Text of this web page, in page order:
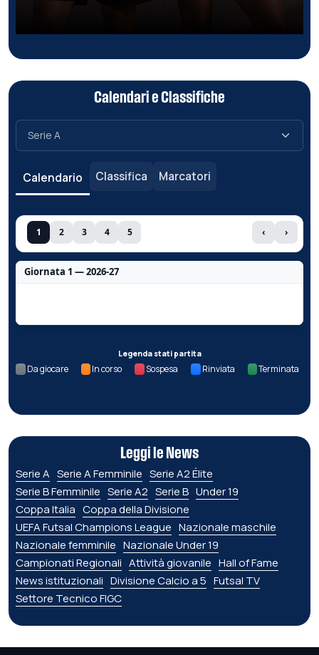
Calendari e Classifiche
Calendario Classifica Marcatori
1 2 3 4 5 ‹ ›
Giornata 1 — 2026-27
Legenda stati partita
Da giocare In corso Sospesa Rinviata Terminata
Leggi le News
Serie A Serie A Femminile Serie A2 Élite
Serie B Femminile Serie A2 Serie B Under 19
Coppa Italia Coppa della Divisione
UEFA Futsal Champions League Nazionale maschile
Nazionale femminile Nazionale Under 19
Campionati Regionali Attività giovanile Hall of Fame
News istituzionali Divisione Calcio a 5 Futsal TV
Settore Tecnico FIGC